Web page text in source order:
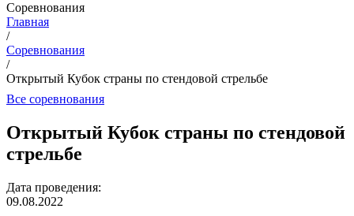
Соревнования
Вы здесь
Главная
/
Соревнования
/
Открытый Кубок страны по стендовой стрельбе
Все соревнования
Открытый Кубок страны по стендовой
стрельбе
Дата проведения:
09.08.2022